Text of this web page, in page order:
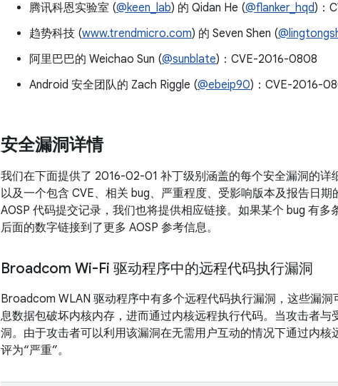
腾讯科恩实验室 (@keen_lab) 的 Qidan He (@flanker_hqd)：
趋势科技 (www.trendmicro.com) 的 Seven Shen (
阿里巴巴的 Weichao Sun (@sunblate)：CVE-2016-0808
Android 安全团队的 Zach Riggle (@ebeip90)：CVE-2016-
安全漏洞详情
我们在下面提供了 2016-02-01 补丁级别涵盖的每个安全漏洞的详
以及一个包含 CVE、相关 bug、严重程度、受影响版本及报告日
AOSP 代码提交记录，我们也将提供相应链接。如果某个 bug 有
后面的数字链接到了更多 AOSP 参考信息。
Broadcom Wi-Fi 驱动程序中的远程代码执行漏洞
Broadcom WLAN 驱动程序中有多个远程代码执行漏洞，这些漏
息数据包破坏内核内存，进而通过内核远程执行代码。当攻击者
洞。由于攻击者可以利用该漏洞在无需用户互动的情况下通过内
评为“严重”。